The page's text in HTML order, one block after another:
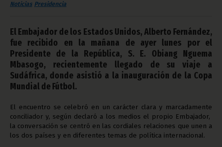
Noticias Presidencia
El Embajador de los Estados Unidos, Alberto Fernández,
fue recibido en la mañana de ayer lunes por el
Presidente de la República, S. E. Obiang Nguema
Mbasogo, recientemente llegado de su viaje a
Sudáfrica, donde asistió a la inauguración de la Copa
Mundial de Fútbol.
El encuentro se celebró en un carácter clara y marcadamente
conciliador y, según declaró a los medios el propio Embajador,
la conversación se centró en las cordiales relaciones que unen a
los dos países y en diferentes temas de política internacional.